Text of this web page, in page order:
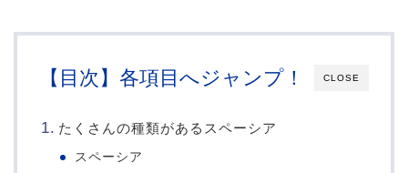
CLOSE
【目次】各項目へジャンプ！
たくさんの種類があるスペーシア
スペーシア